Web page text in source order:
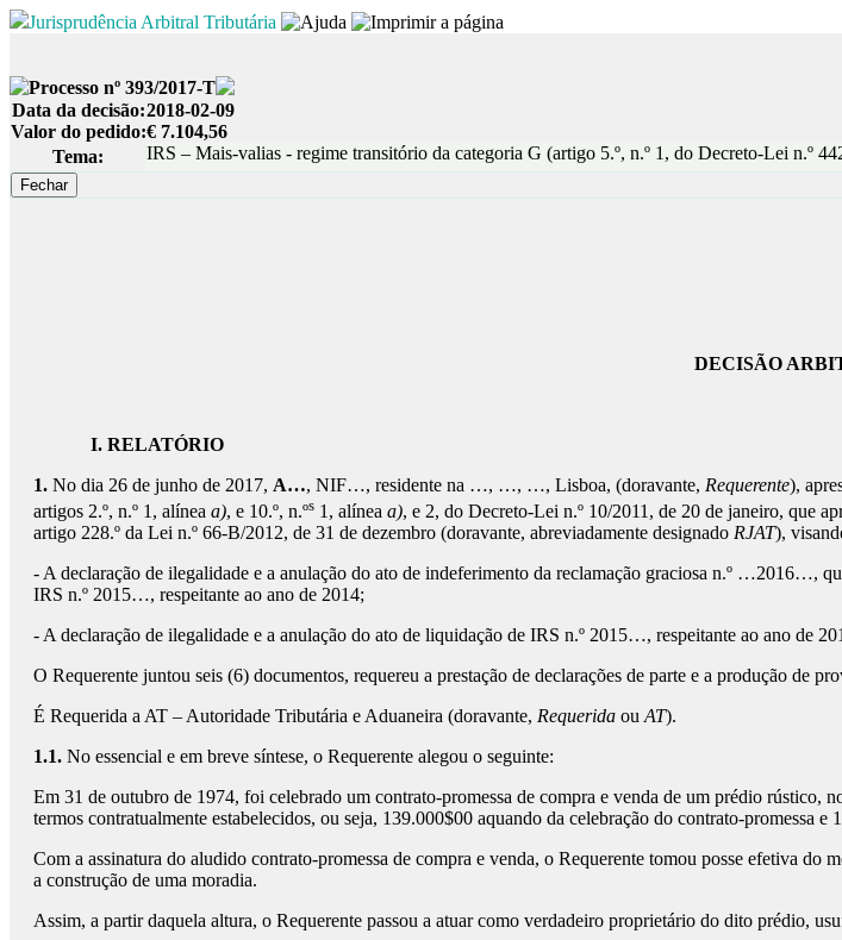
Jurisprudência Arbitral Tributária
Processo nº 393/2017-T
Data da decisão:2018-02-09
Valor do pedido:€ 7.104,56
Tema:
IRS – Mais-valias - regime transitório da categoria G (artigo 5.º, n.º 1, do Decreto-Lei n.º
DECISÃO
I. RELATÓRIO
1. No dia 26 de junho de 2017, A…, NIF…, residente na …, …, …, Lisboa, (doravante, Requerente),
artigos 2.º, n.º 1, alínea a), e 10.º, n.ºs 1, alínea a), e 2, do Decreto-Lei n.º 10/2011, de 20 de janeiro, que
artigo 228.º da Lei n.º 66-B/2012, de 31 de dezembro (doravante, abreviadamente designado RJAT),
- A declaração de ilegalidade e a anulação do ato de indeferimento da reclamação graciosa n.º …2016…,
IRS n.º 2015…, respeitante ao ano de 2014;
- A declaração de ilegalidade e a anulação do ato de liquidação de IRS n.º 2015…, respeitante ao ano de
O Requerente juntou seis (6) documentos, requereu a prestação de declarações de parte e a produção de
É Requerida a AT – Autoridade Tributária e Aduaneira (doravante, Requerida ou AT).
1.1. No essencial e em breve síntese, o Requerente alegou o seguinte:
Em 31 de outubro de 1974, foi celebrado um contrato-promessa de compra e venda de um prédio
termos contratualmente estabelecidos, ou seja, 139.000$00 aquando da celebração do contrato-promessa e
Com a assinatura do aludido contrato-promessa de compra e venda, o Requerente tomou posse efetiva
a construção de uma moradia.
Assim, a partir daquela altura, o Requerente passou a atuar como verdadeiro proprietário do dito prédio,